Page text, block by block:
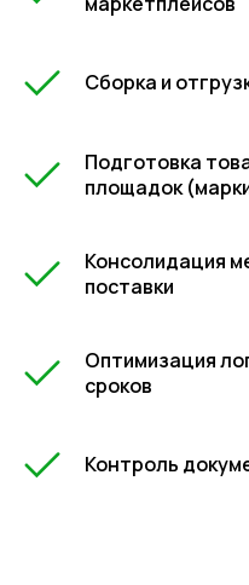
Сборка и
Подготовка
площадок
Консолидация
поставки
Оптимизация
сроков
Контроль